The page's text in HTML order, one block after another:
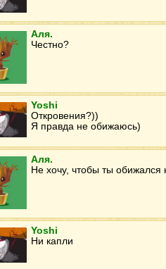
Аля.
Честно?
Yoshi
Откровения?))
Я правда не обижаюсь)
Аля.
Не хочу, чтобы ты обижался
Yoshi
Ни капли